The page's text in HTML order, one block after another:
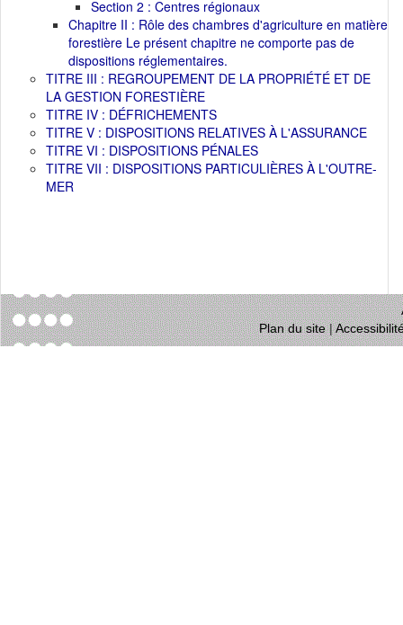
Section 2 : Centres régionaux
Chapitre II : Rôle des chambres d'agriculture en matière
forestière Le présent chapitre ne comporte pas de
dispositions réglementaires.
TITRE III : REGROUPEMENT DE LA PROPRIÉTÉ ET DE
LA GESTION FORESTIÈRE
TITRE IV : DÉFRICHEMENTS
TITRE V : DISPOSITIONS RELATIVES À L'ASSURANCE
TITRE VI : DISPOSITIONS PÉNALES
TITRE VII : DISPOSITIONS PARTICULIÈRES À L'OUTRE-
MER
Plan du site|